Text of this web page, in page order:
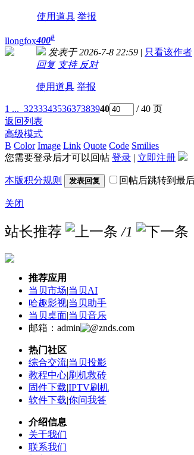
使用道具 举报
llongfox400#
发表于 2026-7-8 22:59 | 只看该作者
回复 支持 反对
使用道具 举报
1 ... 323334353637383940
/ 40 页
返回列表
高级模式
B Color Image Link Quote Code Smilies
您需要登录后才可以回帖 登录 | 立即注册
本版积分规则 发表回复 回帖后跳转到最
关闭
站长推荐 /1
推荐应用
当贝市场|当贝AI
哈趣影视|当贝助手
当贝桌面|当贝音乐
邮箱：admin
znds.com
热门社区
综合交流|当贝投影
教程中心|刷机救砖
固件下载|IPTV刷机
软件下载|你问我答
介绍信息
关于我们
联系我们